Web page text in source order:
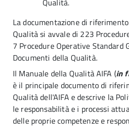
Qualità.
La documentazione di
Qualità si avvale di 223
7 Procedure Operative Standard
Documenti della Qualità.
Il Manuale della Qualità AIFA (in
è il principale documento di
Qualità dell'AIFA e descrive la
le responsabilità e i processi
delle proprie competenze e